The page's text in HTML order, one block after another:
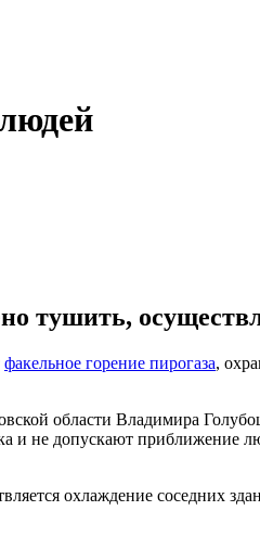
тушить,
факельное горение пирогаза,
области Владимира
не допускают приближение
охлаждение соседних